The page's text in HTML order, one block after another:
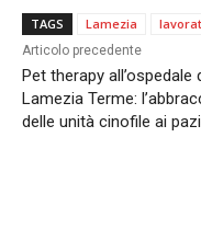
TAGS Lamezia
Articolo precedente
Pet therapy all’ospedale
Lamezia Terme:
delle unità cinofile ai